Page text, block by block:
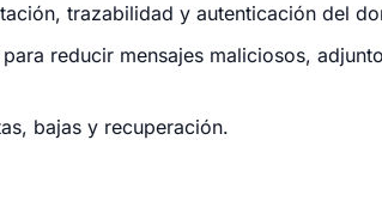
trazabilidad y autenticación del
reducir mensajes maliciosos,
bajas y recuperación.